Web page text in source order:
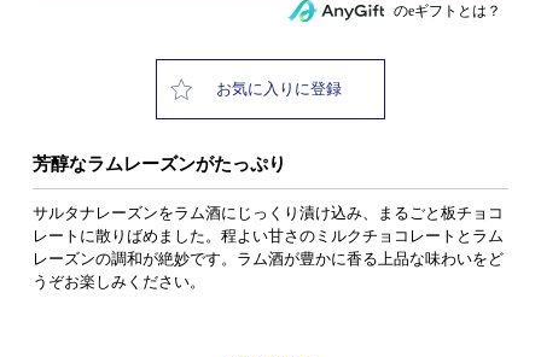
のeギフトとは？
お気に入りに登録
芳醇なラムレーズンがたっぷり
サルタナレーズンをラム酒にじっくり漬け込み、まるごと板チョコ
レートに散りばめました。程よい甘さのミルクチョコレートとラム
レーズンの調和が絶妙です。ラム酒が豊かに香る上品な味わいをど
うぞお楽しみください。